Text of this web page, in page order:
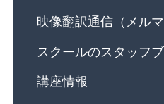
映像翻訳通信（メルマ
スクールのスタッフ
講座情報